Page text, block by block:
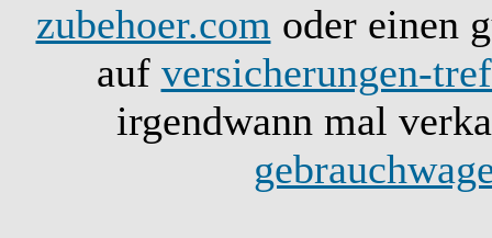
zubehoer.com oder einen
auf versicherungen-
irgendwann mal